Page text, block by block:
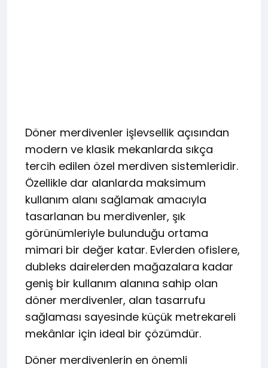
Döner merdivenler işlevsellik açısından
modern ve klasik mekanlarda sıkça
tercih edilen özel merdiven sistemleridir.
Özellikle dar alanlarda maksimum
kullanım alanı sağlamak amacıyla
tasarlanan bu merdivenler, şık
görünümleriyle bulunduğu ortama
mimari bir değer katar. Evlerden ofislere,
dubleks dairelerden mağazalara kadar
geniş bir kullanım alanına sahip olan
döner merdivenler, alan tasarrufu
sağlaması sayesinde küçük metrekareli
mekânlar için ideal bir çözümdür.
Döner merdivenlerin en önemli